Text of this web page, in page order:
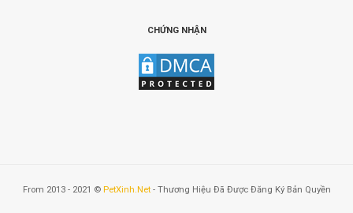
CHỨNG NHẬN
From 2013 - 2021 © PetXinh.net- Thương Hiệu Đã Được Đăng Ký Bản Quyền